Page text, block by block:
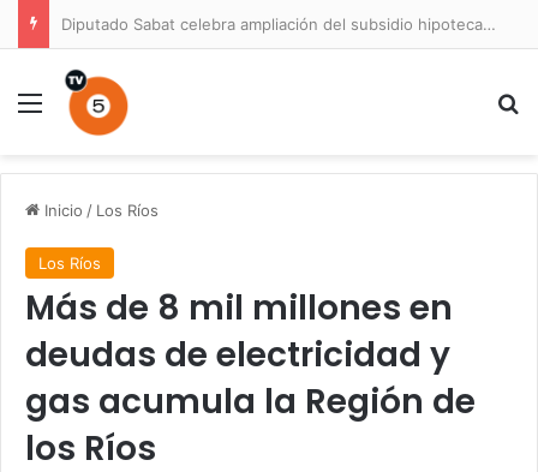
Diputado Sabat celebra ampliación del subsidio hipotecario con viviendas de hasta 6.000 UF
Menú
Inicio / Los Ríos
Los Ríos
Más de 8 mil millones en
deudas de electricidad y
gas acumula la Región de
los Ríos